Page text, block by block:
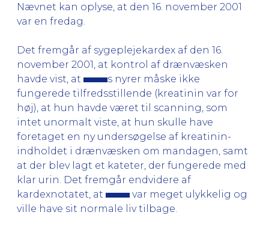
Nævnet kan oplyse, at den 16. november 2001
var en fredag.
Det fremgår af sygeplejekardex af den 16.
november 2001, at kontrol af drænvæsken
havde vist, at
s nyrer måske ikke
fungerede tilfredsstillende (kreatinin var for
høj), at hun havde været til scanning, som
intet unormalt viste, at hun skulle have
foretaget en ny undersøgelse af kreatinin-
indholdet i drænvæsken om mandagen, samt
at der blev lagt et kateter, der fungerede med
klar urin. Det fremgår endvidere af
kardexnotatet, at
var meget ulykkelig og
ville have sit normale liv tilbage.